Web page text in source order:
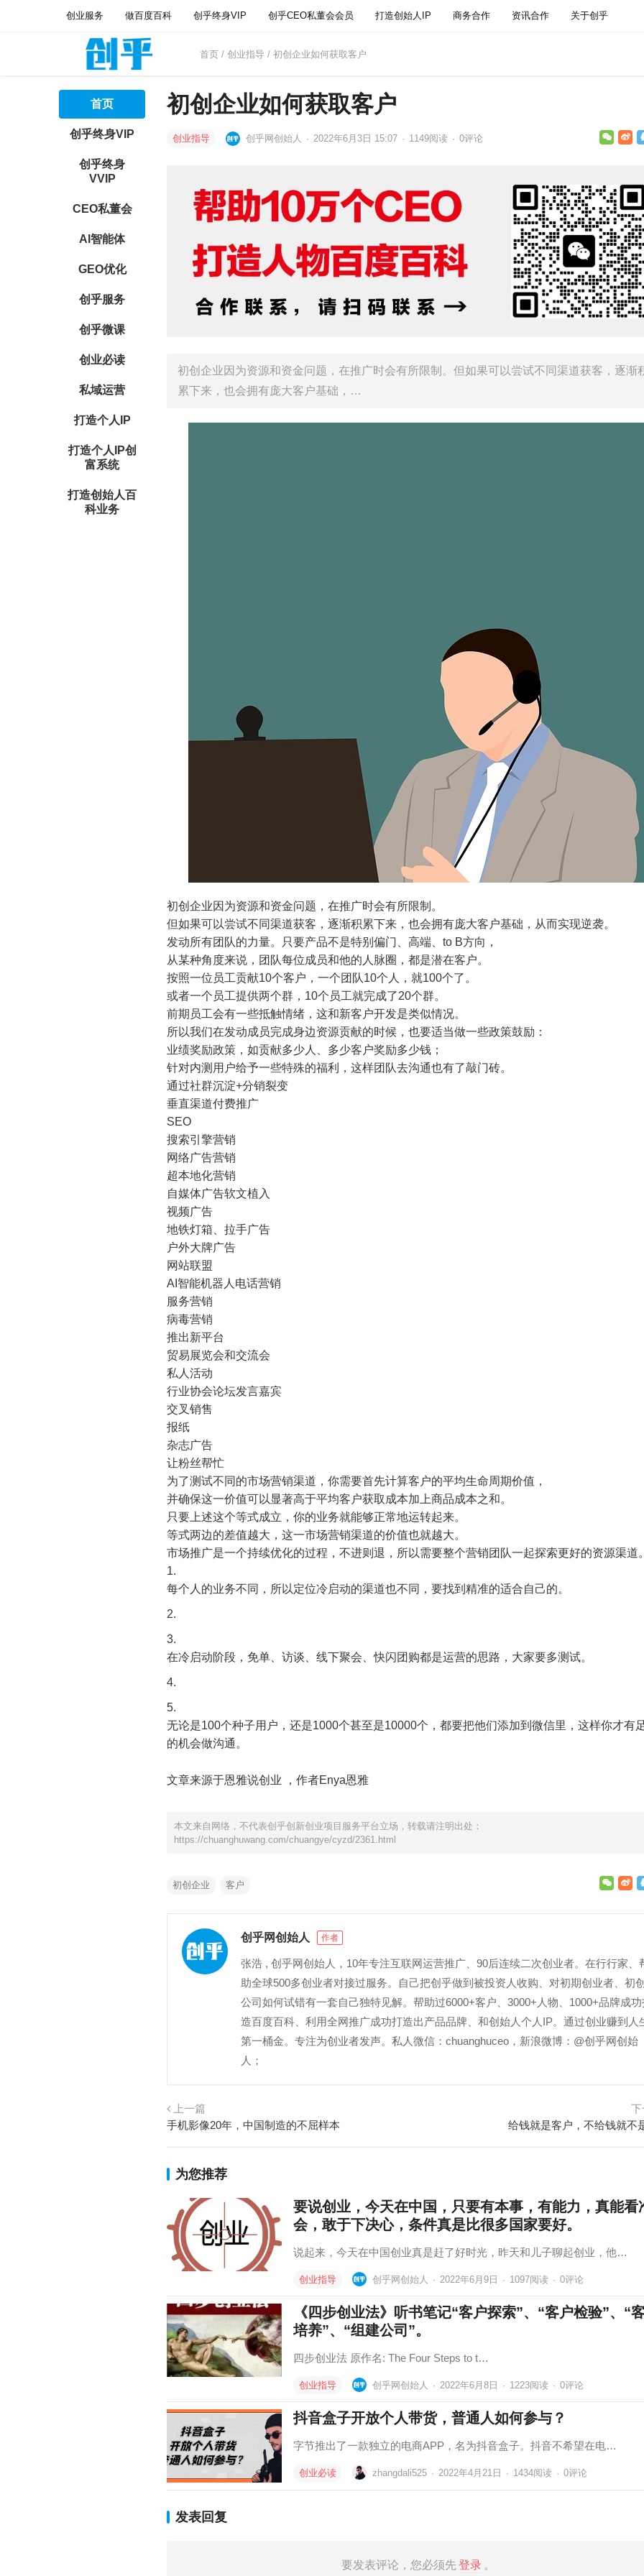
创业服务 做百度百科 创乎终身VIP 创乎CEO私董会会员 打造创始人IP 商务合作 资讯合作 关于创乎
首页/ 创业指导 / 初创企业如何获取客户
首页
创乎终身VIP
创乎终身
VVIP
CEO私董会
AI智能体
GEO优化
创乎服务
创乎微课
创业必读
私域运营
打造个人IP
打造个人IP创
富系统
打造创始人百
科业务
初创企业如何获取客户
创业指导 创乎网创始人 · 2022年6月3日 15:07 · 1149阅读 · 0评论
初创企业因为资源和资金问题，在推广时会有所限制。但如果可以尝试不同渠道获客，逐渐
累下来，也会拥有庞大客户基础，…
初创企业因为资源和资金问题，在推广时会有所限制。
但如果可以尝试不同渠道获客，逐渐积累下来，也会拥有庞大客户基础，从而实现逆袭。
发动所有团队的力量。只要产品不是特别偏门、高端、to B方向，
从某种角度来说，团队每位成员和他的人脉圈，都是潜在客户。
按照一位员工贡献10个客户，一个团队10个人，就100个了。
或者一个员工提供两个群，10个员工就完成了20个群。
前期员工会有一些抵触情绪，这和新客户开发是类似情况。
所以我们在发动成员完成身边资源贡献的时候，也要适当做一些政策鼓励：
业绩奖励政策，如贡献多少人、多少客户奖励多少钱；
针对内测用户给予一些特殊的福利，这样团队去沟通也有了敲门砖。
通过社群沉淀+分销裂变
垂直渠道付费推广
SEO
搜索引擎营销
网络广告营销
超本地化营销
自媒体广告软文植入
视频广告
地铁灯箱、拉手广告
户外大牌广告
网站联盟
AI智能机器人电话营销
服务营销
病毒营销
推出新平台
贸易展览会和交流会
私人活动
行业协会论坛发言嘉宾
交叉销售
报纸
杂志广告
让粉丝帮忙
为了测试不同的市场营销渠道，你需要首先计算客户的平均生命周期价值，
并确保这一价值可以显著高于平均客户获取成本加上商品成本之和。
只要上述这个等式成立，你的业务就能够正常地运转起来。
等式两边的差值越大，这一市场营销渠道的价值也就越大。
市场推广是一个持续优化的过程，不进则退，所以需要整个营销团队一起探索更好的资源渠道
每个人的业务不同，所以定位冷启动的渠道也不同，要找到精准的适合自己的。
在冷启动阶段，免单、访谈、线下聚会、快闪团购都是运营的思路，大家要多测试。
无论是100个种子用户，还是1000个甚至是10000个，都要把他们添加到微信里，这样你才有
的机会做沟通。
文章来源于恩雅说创业 ，作者Enya恩雅
本文来自网络，不代表创乎创新创业项目服务平台立场，转载请注明出处：
https://chuanghuwang.com/chuangye/cyzd/2361.html
初创企业 客户
创乎网创始人 作者
张浩 , 创乎网创始人，10年专注互联网运营推广、90后连续二次创业者。在行行家、
助全球500多创业者对接过服务。自己把创乎做到被投资人收购、对初期创业者、初
公司如何试错有一套自己独特见解。帮助过6000+客户、3000+人物、1000+品牌成功
造百度百科、利用全网推广成功打造出产品品牌、和创始人个人IP。通过创业赚到人
第一桶金。专注为创业者发声。私人微信：chuanghuceo，新浪微博：@创乎网创始
人；
上一篇
手机影像20年，中国制造的不屈样本
给钱就是客户，不给钱就不
为您推荐
要说创业，今天在中国，只要有本事，有能力，真能看
会，敢于下决心，条件真是比很多国家要好。
说起来，今天在中国创业真是赶了好时光，昨天和儿子聊起创业，他…
创业指导 创乎网创始人 · 2022年6月9日 · 1097阅读 · 0评论
《四步创业法》听书笔记“客户探索”、“客户检验”、“
培养”、“组建公司”。
四步创业法 原作名: The Four Steps to t…
创业指导 创乎网创始人 · 2022年6月8日 · 1223阅读 · 0评论
抖音盒子开放个人带货，普通人如何参与？
字节推出了一款独立的电商APP，名为抖音盒子。抖音不希望在电…
创业必读 zhangdali525 · 2022年4月21日 · 1434阅读 · 0评论
发表回复
要发表评论，您必须先登录 。